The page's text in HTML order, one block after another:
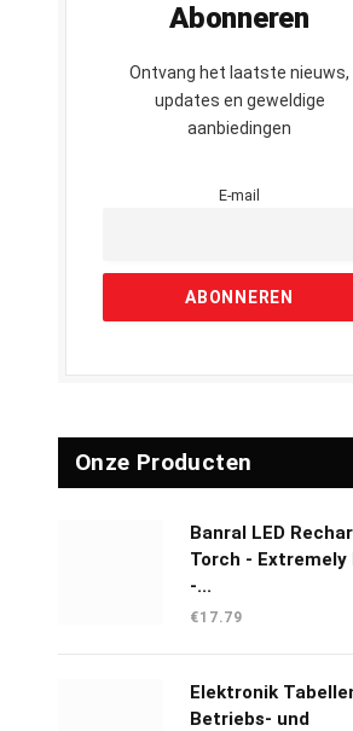
Abonneren
Ontvang het laatste nieuws,
updates en geweldige
aanbiedingen
E-mail
Onze Producten
Banral LED
Torch - Extremely
-...
€17.79
Elektronik
Betriebs- und